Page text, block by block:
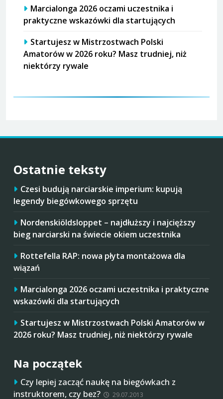
Marcialonga 2026 oczami uczestnika i
praktyczne wskazówki dla startujących
Startujesz w Mistrzostwach Polski
Amatorów w 2026 roku? Masz trudniej, niż
niektórzy rywale
Ostatnie teksty
Czesi budują narciarskie imperium: kupują
legendy biegówkowego sprzętu
Nordenskiöldsloppet – najdłuższy i najcięższy
bieg narciarski na świecie okiem uczestnika
Rottefella RAP: nowa płyta montażowa dla
wiązań
Marcialonga 2026 oczami uczestnika i praktyczne
wskazówki dla startujących
Startujesz w Mistrzostwach Polski Amatorów w
2026 roku? Masz trudniej, niż niektórzy rywale
Na początek
Czy lepiej zacząć naukę na biegówkach z
instruktorem, czy bez?
29.07.2013